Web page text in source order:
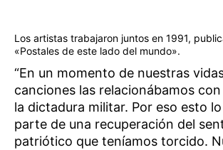
Los artistas trabajaron juntos en 1991,
«Postales de este lado del mundo».
“En un momento de nuestras
canciones las relacionábamos
la dictadura militar. Por eso esto
parte de una recuperación del
patriótico que teníamos torcido.